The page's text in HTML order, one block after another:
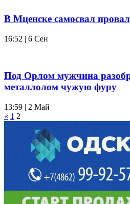
В Мценске самосвал
16:52 | 6 Сен
Под Орлом мужчина
металлолом чужую фуру
13:59 | 2 Май
« 1 2